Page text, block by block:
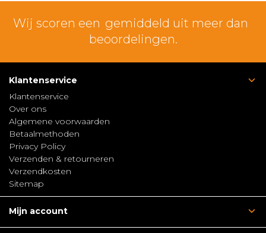
Wij scoren een gemiddeld uit meer dan
beoordelingen.
Klantenservice
Klantenservice
Over ons
Algemene voorwaarden
Betaalmethoden
Privacy Policy
Verzenden & retourneren
Verzendkosten
Sitemap
Mijn account